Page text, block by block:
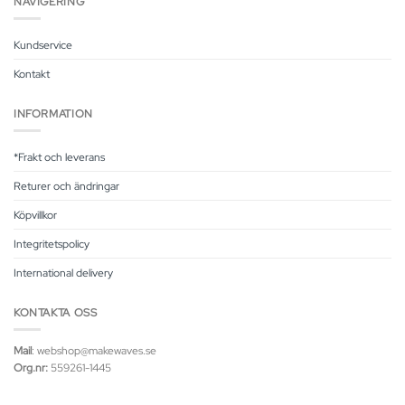
Kundservice
Kontakt
INFORMATION
*Frakt och leverans
Returer och ändringar
Köpvillkor
Integritetspolicy
International delivery
KONTAKTA OSS
Mail: webshop@makewaves.se
Org.nr: 559261-1445